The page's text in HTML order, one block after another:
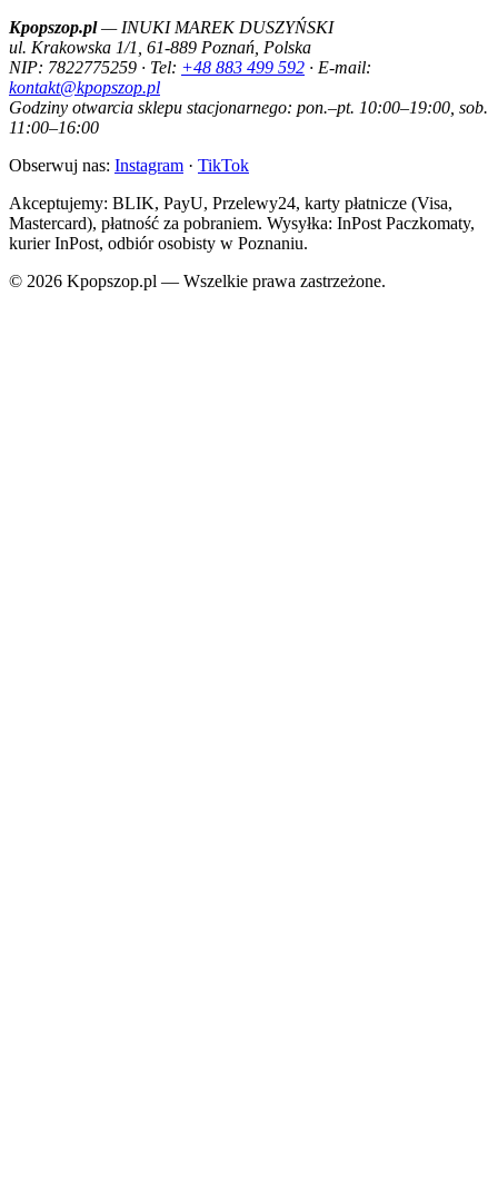
Kpopszop.pl— INUKI MAREK DUSZYŃSKI
ul. Krakowska 1/1, 61-889 Poznań, Polska
NIP: 7822775259 · Tel: +48 883 499 592 · E-mail:
kontakt@kpopszop.pl
Godziny otwarcia sklepu stacjonarnego: pon.–pt. 10:00–19:00, sob.
11:00–16:00
Obserwuj nas: Instagram · TikTok
Akceptujemy: BLIK, PayU, Przelewy24, karty płatnicze (Visa,
Mastercard), płatność za pobraniem. Wysyłka: InPost Paczkomaty,
kurier InPost, odbiór osobisty w Poznaniu.
© 2026 Kpopszop.pl — Wszelkie prawa zastrzeżone.